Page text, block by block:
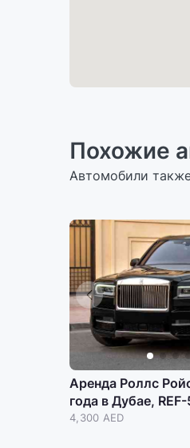
Похожие
Автомобили
Аренда Роллс
года в Дубае,
4,300 AED